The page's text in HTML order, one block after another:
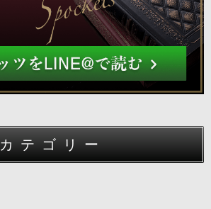
カテゴリー